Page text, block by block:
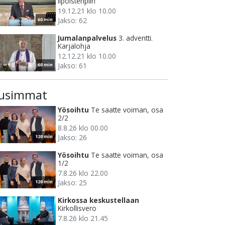
60 min
19.12.21 klo 10.00
Jakso: 62
60 min
Jumalanpalvelus 3. adventti.
Karjalohja
12.12.21 klo 10.00
Jakso: 61
120 min
Yösoihtu Te saatte voiman, osa
2/2
8.8.26 klo 00.00
Jakso: 26
120 min
Yösoihtu Te saatte voiman, osa
1/2
7.8.26 klo 22.00
Jakso: 25
Kirkossa keskustellaan
Kirkollisvero
7.8.26 klo 21.45